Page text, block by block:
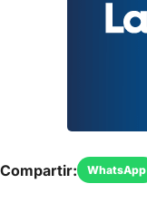
Compartir: WhatsApp